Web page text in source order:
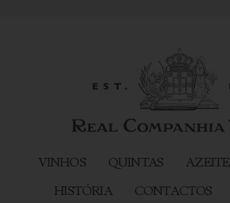
VINHOS QUINTAS AZEITE
HISTÓRIA
CONTACTOS